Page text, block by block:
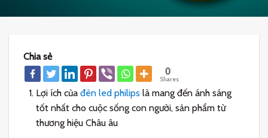
Chia sẻ
0
Shares
Lợi ích của đèn led philips là mang đến ánh sáng
tốt nhất cho cuộc sống con người, sản phẩm từ
thương hiệu Châu âu